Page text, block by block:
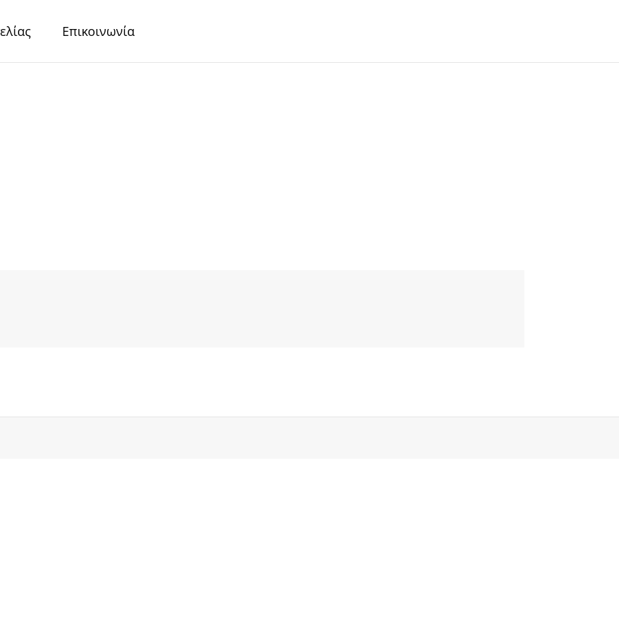
Επικοινωνία
Χαρτιά